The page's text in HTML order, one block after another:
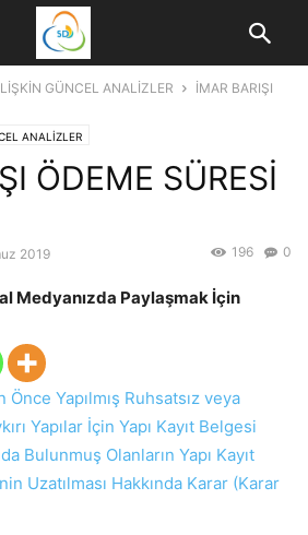
GÜNCEL ANALİZLER
İMAR BARIŞI
ANALİZLER
ÖDEME SÜRESİ
2019 0
196
Medyanızda Paylaşmak İçin
Yapılmış Ruhsatsız veya
Yapılar İçin Yapı Kayıt Belgesi
Bulunmuş Olanların Yapı Kayıt
Uzatılması Hakkında Karar (Karar